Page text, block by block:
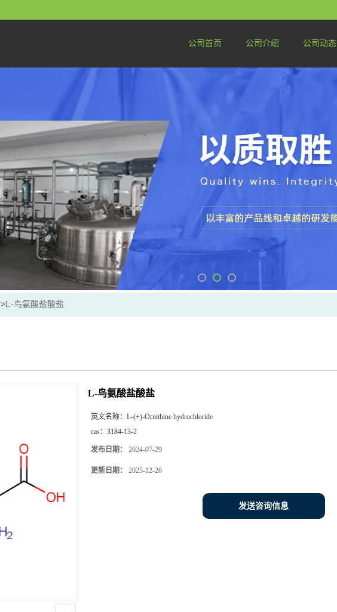
公司首页 公司介绍 公司动态
>L-鸟氨酸盐酸盐
L-鸟氨酸盐酸盐
英文名称： L-(+)-Ornithine hydrochloride
cas： 3184-13-2
发布日期： 2024-07-29
更新日期： 2025-12-26
发送咨询信息